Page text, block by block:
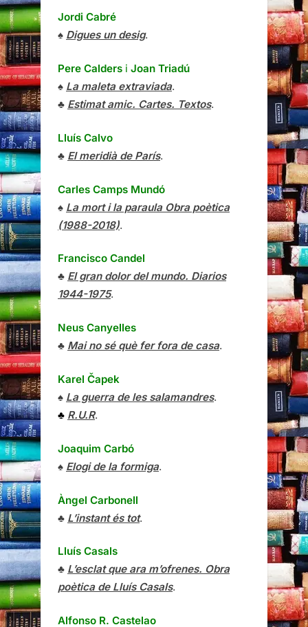
Jordi Cabré
♠ Digues un desig.
Pere Calders i Joan Triadú
♠ La maleta extraviada.
♣ Estimat amic. Cartes. Textos.
Lluís Calvo
♣ El meridià de París.
Carles Camps Mundó
♠ La mort i la paraula Obra poètica
(1988-2018).
Francisco Candel
♣ El gran dolor del mundo. Diarios
1944-1975.
Neus Canyelles
♣ Mai no sé què fer fora de casa.
Karel Čapek
♠ La guerra de les salamandres.
♣ R.U.R.
Joaquim Carbó
♠ Elogi de la formiga.
Àngel Carbonell
♣ L’instant és tot.
Lluís Casals
♣ L’esclat que ara m’ofrenes. Obra
poètica de Lluís Casals.
Alfonso R. Castelao